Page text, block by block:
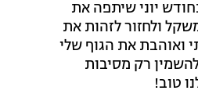
יוני שיתפה את
ולחזור לזהות את
ואוהבת את הגוף שלי
רק מסיבות
טוב!